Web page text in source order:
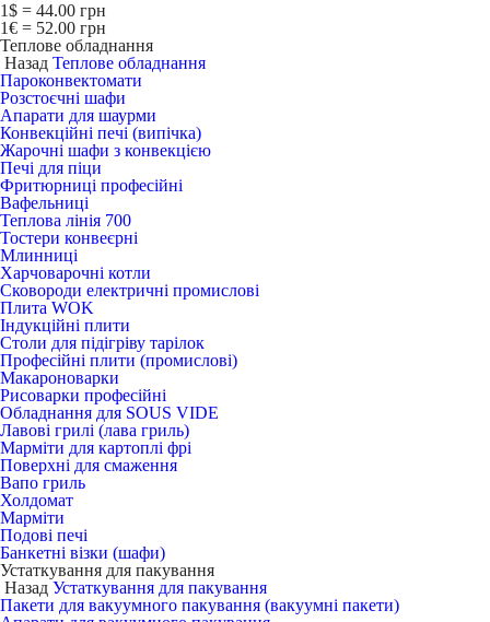
1$ = 44.00 грн
1€ = 52.00 грн
Теплове обладнання
Назад Теплове обладнання
Пароконвектомати
Розстоєчні шафи
Апарати для шаурми
Конвекційні печі (випічка)
Жарочні шафи з конвекцією
Печі для піци
Фритюрниці професійні
Вафельниці
Теплова лінія 700
Тостери конвеєрні
Млинниці
Харчоварочні котли
Сковороди електричні промислові
Плита WOK
Індукційні плити
Столи для підігріву тарілок
Професійні плити (промислові)
Макароноварки
Рисоварки професійні
Обладнання для SOUS VIDE
Лавові грилі (лава гриль)
Марміти для картоплі фрі
Поверхні для смаження
Вапо гриль
Холдомат
Марміти
Подові печі
Банкетні візки (шафи)
Устаткування для пакування
Назад Устаткування для пакування
Пакети для вакуумного пакування (вакуумні пакети)